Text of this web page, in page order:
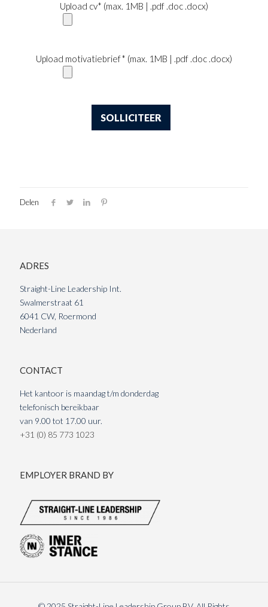
Upload cv* (max. 1MB | .pdf .doc .docx)
Upload motivatiebrief* (max. 1MB | .pdf .doc .docx)
Delen
ADRES
Straight-Line Leadership Int.
Swalmerstraat 61
6041 CW, Roermond
Nederland
CONTACT
Het kantoor is maandag t/m donderdag
telefonisch bereikbaar
van 9.00 tot 17.00 uur.
+31 (0) 85 773 1023
EMPLOYER BRAND BY